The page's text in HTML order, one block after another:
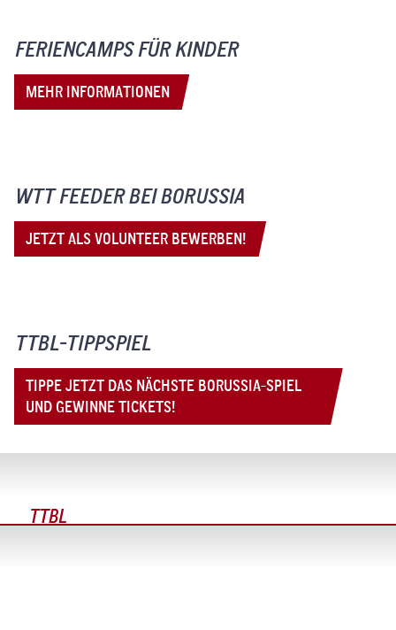
FERIENCAMPS FÜR KINDER
MEHR INFORMATIONEN
WTT FEEDER BEI BORUSSIA
JETZT ALS VOLUNTEER BEWERBEN!
TTBL-TIPPSPIEL
TIPPE JETZT DAS NÄCHSTE BORUSSIA-SPIEL
UND GEWINNE TICKETS!
TTBL